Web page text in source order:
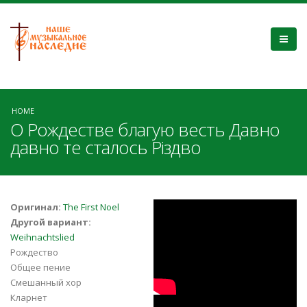
HOME
О Рождестве благую весть Давно
давно те сталось Різдво
Оригинал: The First Noel
Другой вариант:
Weihnachtslied
Рождество
Общее пение
Смешанный хор
Кларнет